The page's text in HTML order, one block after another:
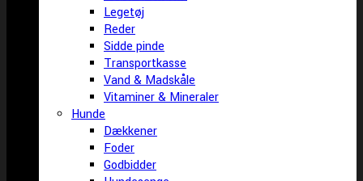
Legetøj
Reder
Sidde pinde
Transportkasse
Vand & Madskåle
Vitaminer & Mineraler
Hunde
Dækkener
Foder
Godbidder